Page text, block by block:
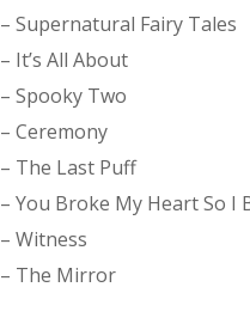
– Supernatural Fairy Tales
– It’s All About
– Spooky Two
– Ceremony
– The Last Puff
– You Broke My Heart So I
– Witness
– The Mirror